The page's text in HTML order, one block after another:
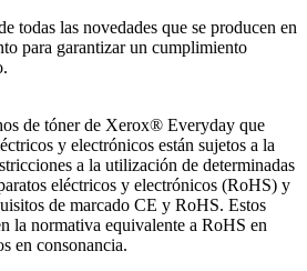
todas las novedades que se producen en
para garantizar un cumplimiento
de tóner de Xerox® Everyday que
y electrónicos están sujetos a la
a la utilización de determinadas
eléctricos y electrónicos (RoHS) y
de marcado CE y RoHS. Estos
la normativa equivalente a RoHS en
en consonancia.